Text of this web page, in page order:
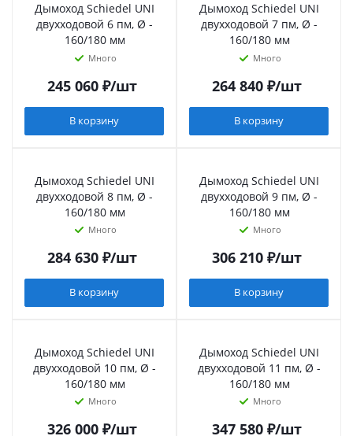
Дымоход Schiedel UNI
двухходовой 6 пм, Ø -
160/180 мм
Много
245 060₽/шт
В корзину
Дымоход Schiedel UNI
двухходовой 7 пм, Ø -
160/180 мм
Много
264 840₽/шт
В корзину
Дымоход Schiedel UNI
двухходовой 8 пм, Ø -
160/180 мм
Много
284 630₽/шт
В корзину
Дымоход Schiedel UNI
двухходовой 9 пм, Ø -
160/180 мм
Много
306 210₽/шт
В корзину
Дымоход Schiedel UNI
двухходовой 10 пм, Ø -
160/180 мм
Много
326 000₽/шт
Дымоход Schiedel UNI
двухходовой 11 пм, Ø -
160/180 мм
Много
347 580₽/шт